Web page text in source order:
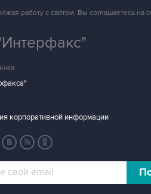
работу с сайтом, Вы соглашаетесь
корпоративной информации